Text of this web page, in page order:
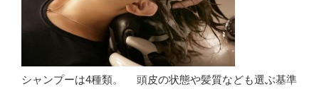
シャンプーは4種類。 頭皮の状態や髪質なども選ぶ基準